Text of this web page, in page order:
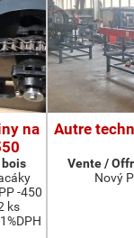
na
bois
-450
ks
Autre
Vente /
Nový